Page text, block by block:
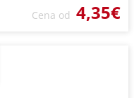
Cena od 4,35€